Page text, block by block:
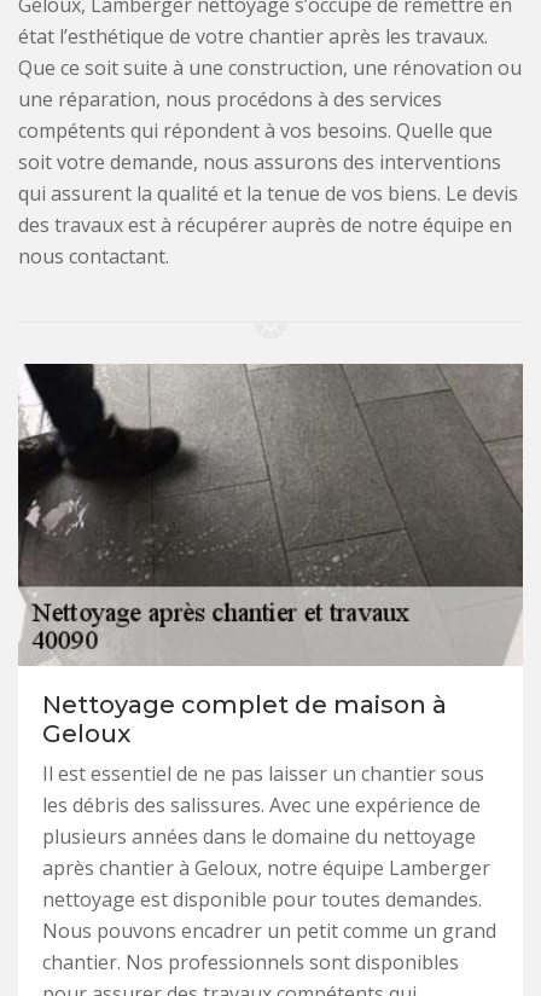
état l’esthétique de votre chantier après les travaux.
Que ce soit suite à une construction, une rénovation ou
une réparation, nous procédons à des services
compétents qui répondent à vos besoins. Quelle que
soit votre demande, nous assurons des interventions
qui assurent la qualité et la tenue de vos biens. Le devis
des travaux est à récupérer auprès de notre équipe en
nous contactant.
Nettoyage complet de maison à
Geloux
Il est essentiel de ne pas laisser un chantier sous
les débris des salissures. Avec une expérience de
plusieurs années dans le domaine du nettoyage
après chantier à Geloux, notre équipe Lamberger
nettoyage est disponible pour toutes demandes.
Nous pouvons encadrer un petit comme un grand
chantier. Nos professionnels sont disponibles